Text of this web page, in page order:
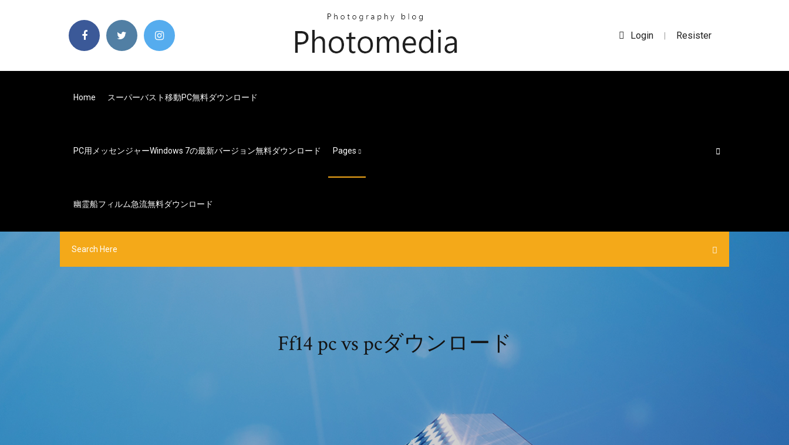
Login | Resister
Home スーパーバスト移動PC無料ダウンロード
PC用メッセンジャーWindows 7の最新バージョン無料ダウンロード Pages
幽霊船フィルム急流無料ダウンロード
Ff14 pc vs pcダウンロード